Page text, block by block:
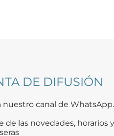
DE DIFUSIÓN
nuestro canal de WhatsApp.
de las novedades, horarios